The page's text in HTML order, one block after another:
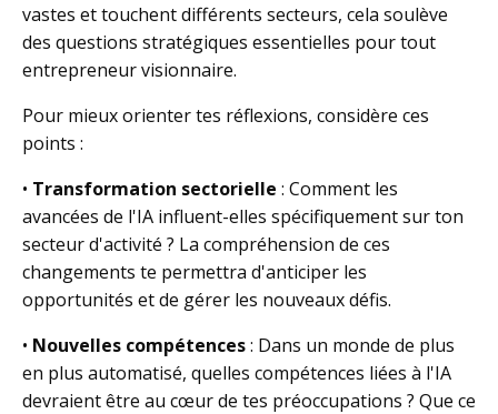
vastes et touchent différents secteurs, cela soulève
des questions stratégiques essentielles pour tout
entrepreneur visionnaire.
Pour mieux orienter tes réflexions, considère ces
points :
• Transformation sectorielle : Comment les
avancées de l'IA influent-elles spécifiquement sur ton
secteur d'activité ? La compréhension de ces
changements te permettra d'anticiper les
opportunités et de gérer les nouveaux défis.
• Nouvelles compétences: Dans un monde de plus
en plus automatisé, quelles compétences liées à l'IA
devraient être au cœur de tes préoccupations ? Que ce